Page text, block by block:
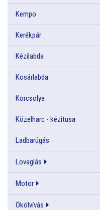
Kempo
Kerékpár
Kézilabda
Kosárlabda
Korcsolya
Közelharc - kézitusa
Ladbarúgás
Lovaglás
Motor
Ökölvívás